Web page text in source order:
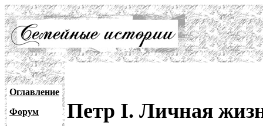
Оглавление
Форум
Петр I. Личная